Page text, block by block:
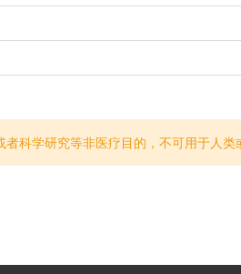
科学研究等非医疗目的，不可用于人